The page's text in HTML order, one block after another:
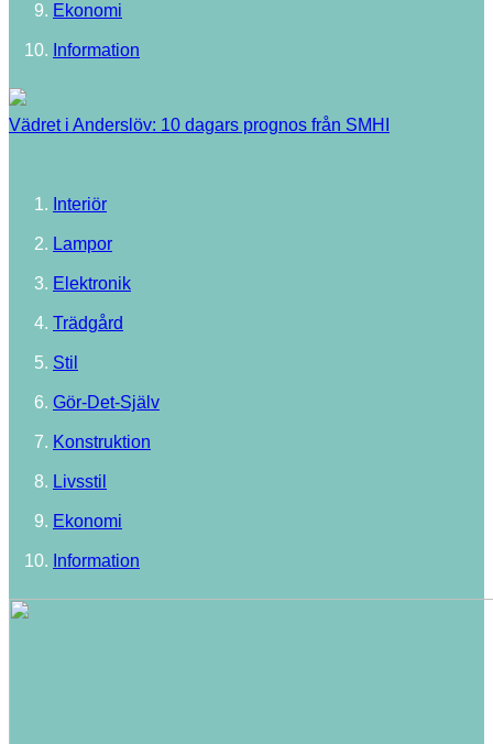
Ekonomi
Information
Vädret i Anderslöv: 10 dagars prognos från SMHI
Interiör
Lampor
Elektronik
Trädgård
Stil
Gör-Det-Själv
Konstruktion
Livsstil
Ekonomi
Information